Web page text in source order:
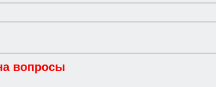
вопросы